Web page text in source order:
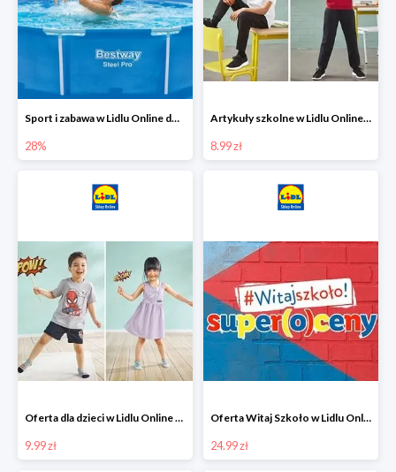
Sport i zabawa w Lidlu Online do -28%
28%
Artykuły szkolne w Lidlu Online od 8,99 zł
8.99 zł
Oferta dla dzieci w Lidlu Online od 9,99 zł
9.99 zł
Oferta Witaj Szkoło w Lidlu Online od 24,99 zł
24.99 zł